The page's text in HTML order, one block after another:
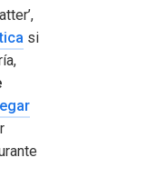
si